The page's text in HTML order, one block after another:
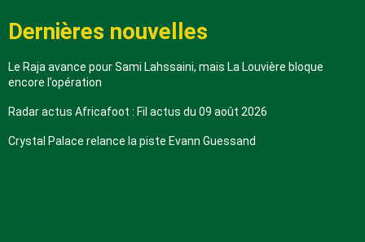
Dernières nouvelles
Le Raja avance pour Sami Lahssaini, mais La Louvière bloque
encore l’opération
Radar actus Africafoot : Fil actus du 09 août 2026
Crystal Palace relance la piste Evann Guessand